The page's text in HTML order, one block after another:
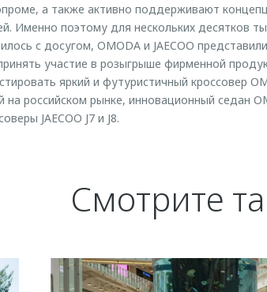
а также активно поддерживают
Именно поэтому для нескольких десятков
с досугом, OMODA и JAECOO
участие в розыгрыше фирменной
яркий и футуристичный кроссовер
на российском рынке, инновационный седан
JAECOO J7 и J8.
Смотрите